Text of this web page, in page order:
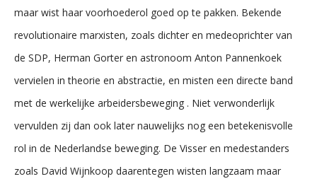
maar wist haar voorhoederol goed op te pakken. Bekende
revolutionaire marxisten, zoals dichter en medeoprichter van
de SDP, Herman Gorter en astronoom Anton Pannenkoek
vervielen in theorie en abstractie, en misten een directe band
met de werkelijke arbeidersbeweging . Niet verwonderlijk
vervulden zij dan ook later nauwelijks nog een betekenisvolle
rol in de Nederlandse beweging. De Visser en medestanders
zoals David Wijnkoop daarentegen wisten langzaam maar